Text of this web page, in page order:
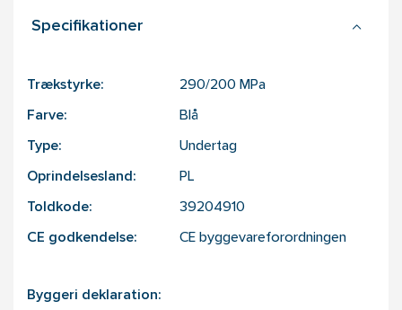
Specifikationer
Trækstyrke: 290/200 MPa
Farve: Blå
Type: Undertag
Oprindelsesland: PL
Toldkode: 39204910
CE godkendelse: CE byggevareforordningen
Byggeri deklaration: